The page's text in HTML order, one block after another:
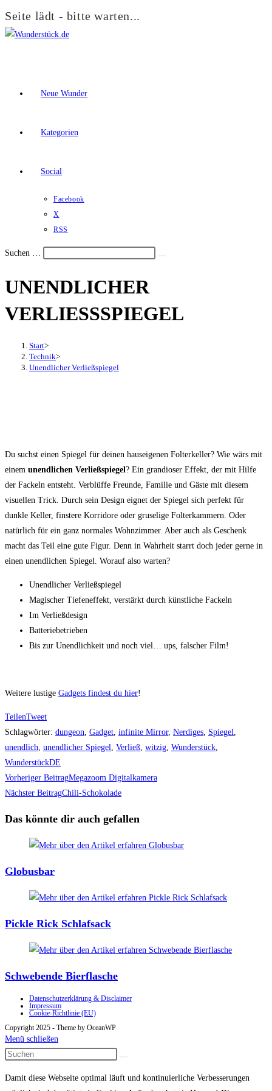
Seite lädt - bitte warten...
Zum
Neue Wunder
Kategorien
Social
Facebook
X
RSS
Suchen …
den
um,
Menü
UNENDLICHER
VERLIESSSPIEGEL
Start>
Technik>
Unendlicher Verließspiegel
Du suchst einen Spiegel für deinen hauseigenen Folterkeller? Wie wärs mit
einem unendlichen Verließspiegel? Ein grandioser Effekt, der mit Hilfe
der Fackeln entsteht. Verblüffe Freunde, Familie und Gäste mit diesem
visuellen Trick. Durch sein Design eignet der Spiegel sich perfekt für
dunkle Keller, finstere Korridore oder gruselige Folterkammern. Oder
natürlich für ein ganz normales Wohnzimmer. Aber auch als Geschenk
macht das Teil eine gute Figur. Denn in Wahrheit starrt doch jeder gerne in
einen unendlichen Spiegel. Worauf also warten?
Unendlicher Verließspiegel
Magischer Tiefeneffekt, verstärkt durch künstliche Fackeln
Im Verließdesign
Batteriebetrieben
Bis zur Unendlichkeit und noch viel… ups, falscher Film!
Weitere lustige Gadgets findest du hier!
TeilenTweet
Schlagwörter: dungeon, Gadget, infinite Mirror, Nerdiges, Spiegel,
unendlich, unendlicher Spiegel, Verließ, witzig, Wunderstück,
WunderstückDE
Weitere
Artikel
ansehen
Vorheriger BeitragMegazoom Digitalkamera
Nächster BeitragChili-Schokolade
Das könnte dir auch gefallen
Globusbar
Pickle Rick Schlafsack
Schwebende Bierflasche
Datenschutzerklärung & Disclaimer
Impressum
Cookie-Richtlinie (EU)
Copyright 2025 - Theme by OceanWP
Menü schließen
Damit diese Webseite optimal läuft und kontinuierliche Verbesserungen